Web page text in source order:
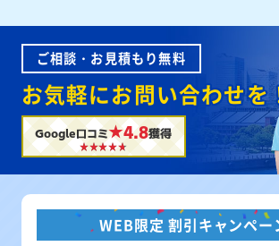
ご相談・お見積もり無料
お気軽にお問い合わせを
Google口コミ★4.8獲得
WEB限定 割引キャンペー